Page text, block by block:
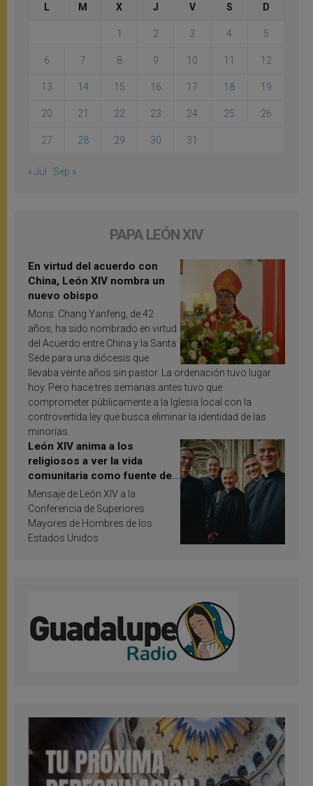
L M X J V S D
1 2 3 4 5
6 7 8 9 10 11 12
13 14 15 16 17 18 19
20 21 22 23 24 25 26
27 28 29 30 31
« Jul Sep »
PAPA LEÓN XIV
En virtud del acuerdo con
China, León XIV nombra un
nuevo obispo
Mons. Chang Yanfeng, de 42
años, ha sido nombrado en virtud
del Acuerdo entre China y la Santa
Sede para una diócesis que
llevaba veinte años sin pastor. La ordenación tuvo lugar
hoy. Pero hace tres semanas antes tuvo que
comprometer públicamente a la Iglesia local con la
controvertida ley que busca eliminar la identidad de las
minorías.
León XIV anima a los
religiosos a ver la vida
comunitaria como fuente de
inspiración y santificación
Mensaje de León XIV a la
Conferencia de Superiores
Mayores de Hombres de los
Estados Unidos